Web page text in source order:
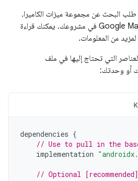
البحث عن مجموعة ميزات الكاميرا،
لمزيد من المعلومات.
التي تحتاج إليها في ملف
أو وحدتك:
dependencies {
// Use to pull in the
implementation
// Optional